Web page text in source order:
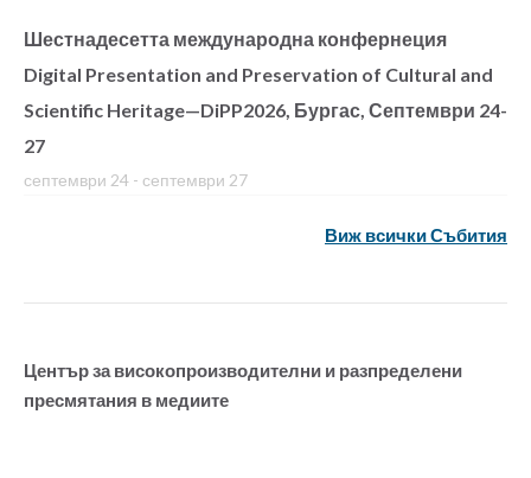
Шестнадесетта международна конфернеция
Digital Presentation and Preservation of Cultural and
Scientific Heritage—DiPP2026, Бургас, Септември 24-
27
септември 24 - септември 27
Виж всички Събития
Център за високопроизводителни и разпределени
пресмятания в медиите